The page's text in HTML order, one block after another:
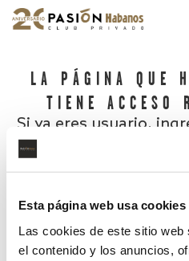
Esta página web usa cookies
Las cookies de este sitio
el contenido y los anuncios,
LA PÁGINA QUE
TIENE ACCESO
Si ya eres usuario,